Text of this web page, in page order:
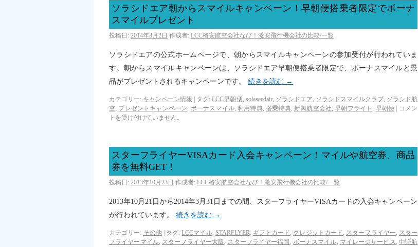
ソラシドエア朝からスマイルキャンペーン！早朝便搭乗者限定でボーナ
スマイルプレゼント
投稿日: 2014年3月2日 作成者: LCC格安航空会社なび！激安飛行機会社の比較/一覧
ソラシドエアの公式ホームページで、朝からスマイルキャンペーンの参加受付が行われていま
す。朝からスマイルキャンペーンは、ソラシドエア早朝便搭乗者限定で、ボーナスマイルと景
品がプレゼントされるキャンペーンです。 続きを読む →
カテゴリー: キャンペーン情報 タグ: LCC早朝便, solaseedair, ソラシドエア, ソラシドスマイルクラブ, ソラシド航
空, プレゼントキャンペーン, ボーナスマイル,利用特典,搭乗特典, 新興航空会社,早朝フライト , 早朝便
コメン
トを受け付けていません。
スターフライヤーVISAカード入会キャンペーン！マイルや航空券、商品
券を無料GET！
投稿日: 2013年10月23日 作成者: LCC格安航空会社なび！激安飛行機会社の比較/一覧
2013年10月21日から2014年3月31日までの間、スターフライヤーVISAカードの入会キャンペーン
が行われています。 続きを読む →
カテゴリー: その他 タグ: LCCマイル, STARFLYER, ギフトカード, クレジットカード, スターフライヤー, スター
フライヤーマイル, スターフライヤー大阪 , スターフライヤー福岡 , ボーナスマイル, マイレージサービス, 中堅航